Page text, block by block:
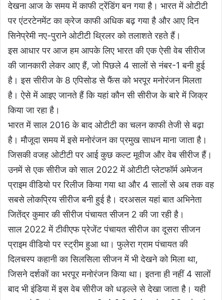
देखना आज के समय में काफी ट्रेंडिंग बन गया है। भारत में ओटीटी
पर एंटरटेनमेंट का क्रेज काफी अधिक बढ़ गया है और आए दिन
सिनेप्रेमी नए-पुराने ओटीटी थ्रिलर को तलाशते रहते हैं।
इस आधार पर आज हम आपके लिए भारत की एक ऐसी वेब सीरीज
की जानकारी लेकर आए हैं, जो पिछले 4 सालों से नंबर-1 बनी हुई
है। इस सीरीज के 8 एपिसोड से फैंस को भरपूर मनोरंजन मिलता
है। ऐसे में आइए जानते हैं कि यहां कौन सी सीरीज के बारे में जिक्र
किया जा रहा है।
भारत में साल 2016 के बाद ओटीटी का चलन काफी तेजी से बढ़ा
है। मौजूदा समय में इसे मनोरंजन का प्रमुख साधन माना जाता है।
जिसकी वजह ओटीटी पर आई कुछ कल्ट मूवीज और वेब सीरीज हैं।
उनमें से एक सीरीज को साल 2022 में ओटीटी प्लेटफॉर्म अमेजन
प्राइम वीडियो पर रिलीज किया गया था और 4 सालों से अब तक वह
सबसे लोकप्रिय सीरीज बनी हुई है। दरअसल यहां बात अभिनेता
जितेंद्र कुमार की सीरीज पंचायत सीजन 2 की जा रही है।
साल 2022 में टीवीएफ प्रेजेंट पंचायत सीरीज का दूसरा सीजन
प्राइम वीडियो पर स्ट्रीम हुआ था। फुलेरा ग्राम पंचायत की
दिलचस्प कहानी का सिलसिला सीजन में भी देखने को मिला था,
जिसने दर्शकों का भरपूर मनोरंजन किया था। इतना ही नहीं 4 सालों
बाद भी इंडिया में इस वेब सीरीज को धड़ल्ले से देखा जाता है। यही